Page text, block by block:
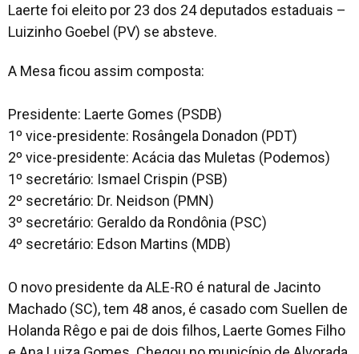
Laerte foi eleito por 23 dos 24 deputados estaduais –
Luizinho Goebel (PV) se absteve.
A Mesa ficou assim composta:
Presidente: Laerte Gomes (PSDB)
1º vice-presidente: Rosângela Donadon (PDT)
2º vice-presidente: Acácia das Muletas (Podemos)
1º secretário: Ismael Crispin (PSB)
2º secretário: Dr. Neidson (PMN)
3º secretário: Geraldo da Rondônia (PSC)
4º secretário: Edson Martins (MDB)
O novo presidente da ALE-RO é natural de Jacinto
Machado (SC), tem 48 anos, é casado com Suellen de
Holanda Rêgo e pai de dois filhos, Laerte Gomes Filho